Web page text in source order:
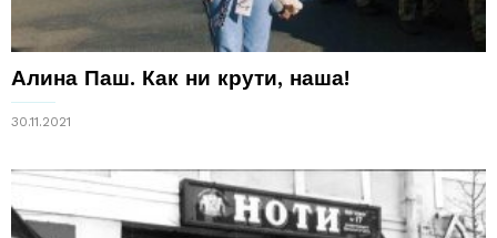
Алина Паш. Как ни крути, наша!
30.11.2021